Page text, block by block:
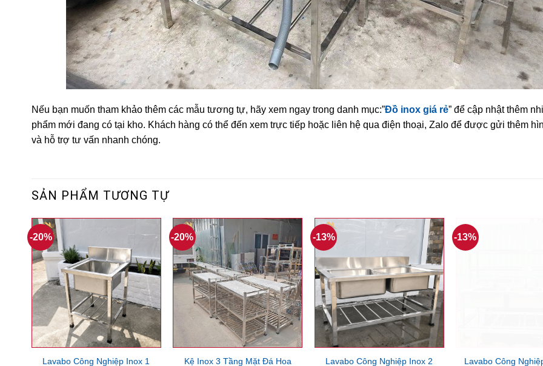
Nếu bạn muốn tham khảo thêm các mẫu tương tự, hãy xem ngay trong danh mục:”Đồ inox giá rẻ” để cập nhật thêm
phẩm mới đang có tại kho. Khách hàng có thể đến xem trực tiếp hoặc liên hệ qua điện thoại, Zalo để được gửi thêm
và hỗ trợ tư vấn nhanh chóng.
SẢN PHẨM TƯƠNG TỰ
-20%
Lavabo Công Nghiệp Inox 1
-20%
Kệ Inox 3 Tầng Mặt Đá Hoa
-13%
Lavabo Công Nghiệp Inox 2
-13%
Lavabo Công